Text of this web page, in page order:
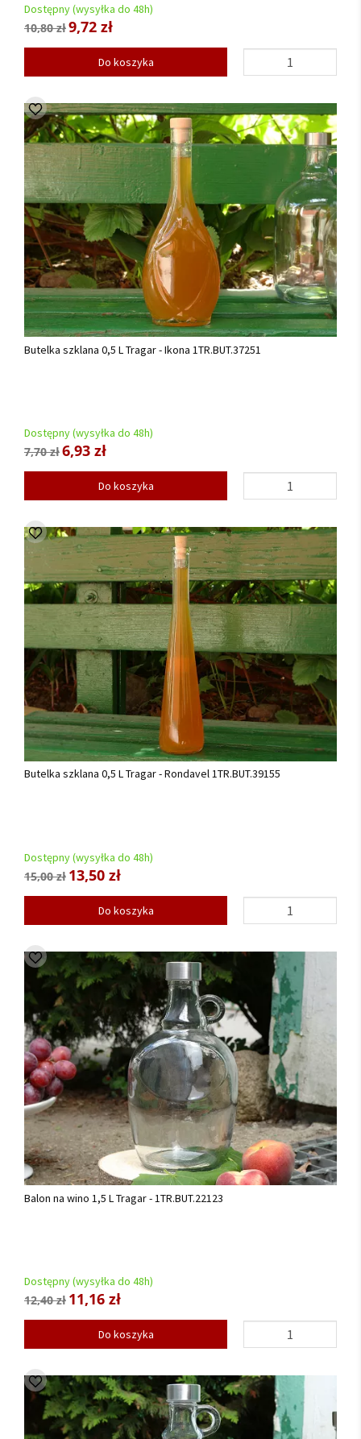
Dostępny (wysyłka do 48h)
10,80 zł9,72 zł
Do koszyka
Butelka szklana 0,5 L Tragar - Ikona 1TR.BUT.37251
Dostępny (wysyłka do 48h)
7,70 zł6,93 zł
Do koszyka
Butelka szklana 0,5 L Tragar - Rondavel 1TR.BUT.39155
Dostępny (wysyłka do 48h)
15,00 zł 13,50 zł
Do koszyka
Balon na wino 1,5 L Tragar - 1TR.BUT.22123
Dostępny (wysyłka do 48h)
12,40 zł 11,16 zł
Do koszyka